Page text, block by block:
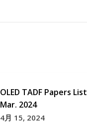
OLED TADF Papers List
Mar. 2024
4月 15, 2024